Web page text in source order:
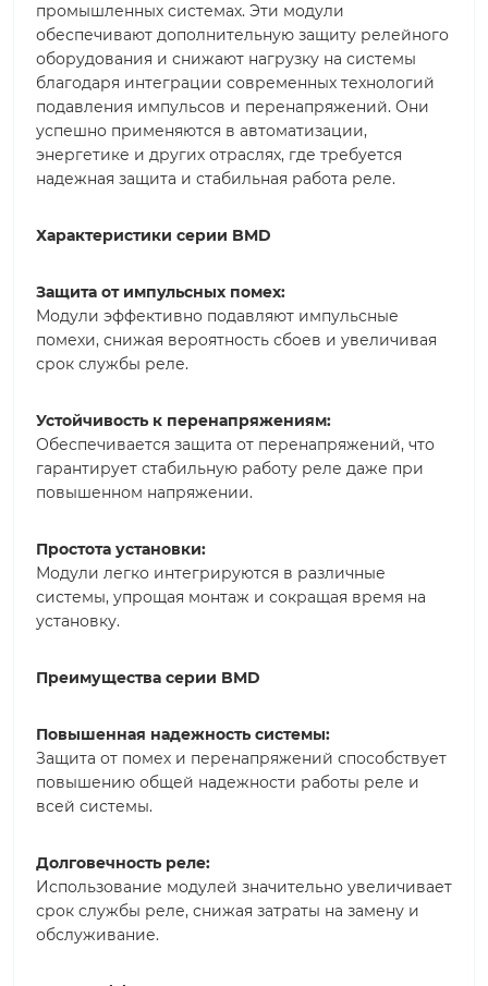
промышленных системах. Эти модули
обеспечивают дополнительную защиту релейного
оборудования и снижают нагрузку на системы
благодаря интеграции современных технологий
подавления импульсов и перенапряжений. Они
успешно применяются в автоматизации,
энергетике и других отраслях, где требуется
надежная защита и стабильная работа реле.
Характеристики серии BMD
Защита от импульсных помех:
Модули эффективно подавляют импульсные
помехи, снижая вероятность сбоев и увеличивая
срок службы реле.
Устойчивость к перенапряжениям:
Обеспечивается защита от перенапряжений, что
гарантирует стабильную работу реле даже при
повышенном напряжении.
Простота установки:
Модули легко интегрируются в различные
системы, упрощая монтаж и сокращая время на
установку.
Преимущества серии BMD
Повышенная надежность системы:
Защита от помех и перенапряжений способствует
повышению общей надежности работы реле и
всей системы.
Долговечность реле:
Использование модулей значительно увеличивает
срок службы реле, снижая затраты на замену и
обслуживание.